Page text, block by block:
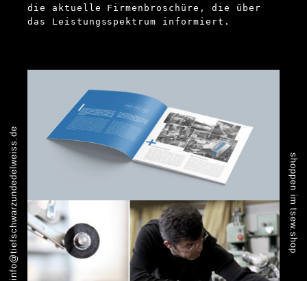
info@tiefschwarzundedelweiss.de shoppen im tsew.shop
die aktuelle Firmenbroschüre, die über
das Leistungsspektrum informiert.